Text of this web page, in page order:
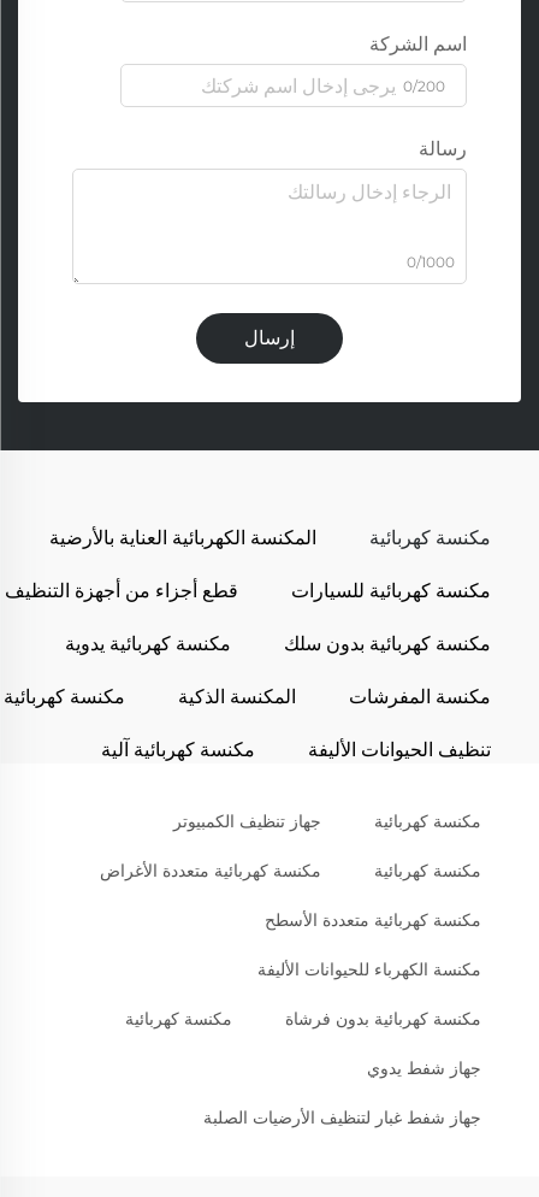
اسم الشركة
0/200
رسالة
0/1000
إرسال
مكنسة كهربائية
المكنسة الكهربائية العناية بالأرضية
مكنسة كهربائية للسيارات
قطع أجزاء من أجهزة التنظيف
مكنسة كهربائية بدون سلك
مكنسة كهربائية يدوية
مكنسة المفرشات
المكنسة الذكية
مكنسة كهربائية
تنظيف الحيوانات الأليفة
مكنسة كهربائية آلية
مكنسة كهربائية جهاز تنظيف الكمبيوتر
مكنسة كهربائية مكنسة كهربائية متعددة الأغراض
مكنسة كهربائية متعددة الأسطح
مكنسة الكهرباء للحيوانات الأليفة
مكنسة كهربائية بدون فرشاة مكنسة كهربائية
جهاز شفط يدوي
جهاز شفط غبار لتنظيف الأرضيات الصلبة